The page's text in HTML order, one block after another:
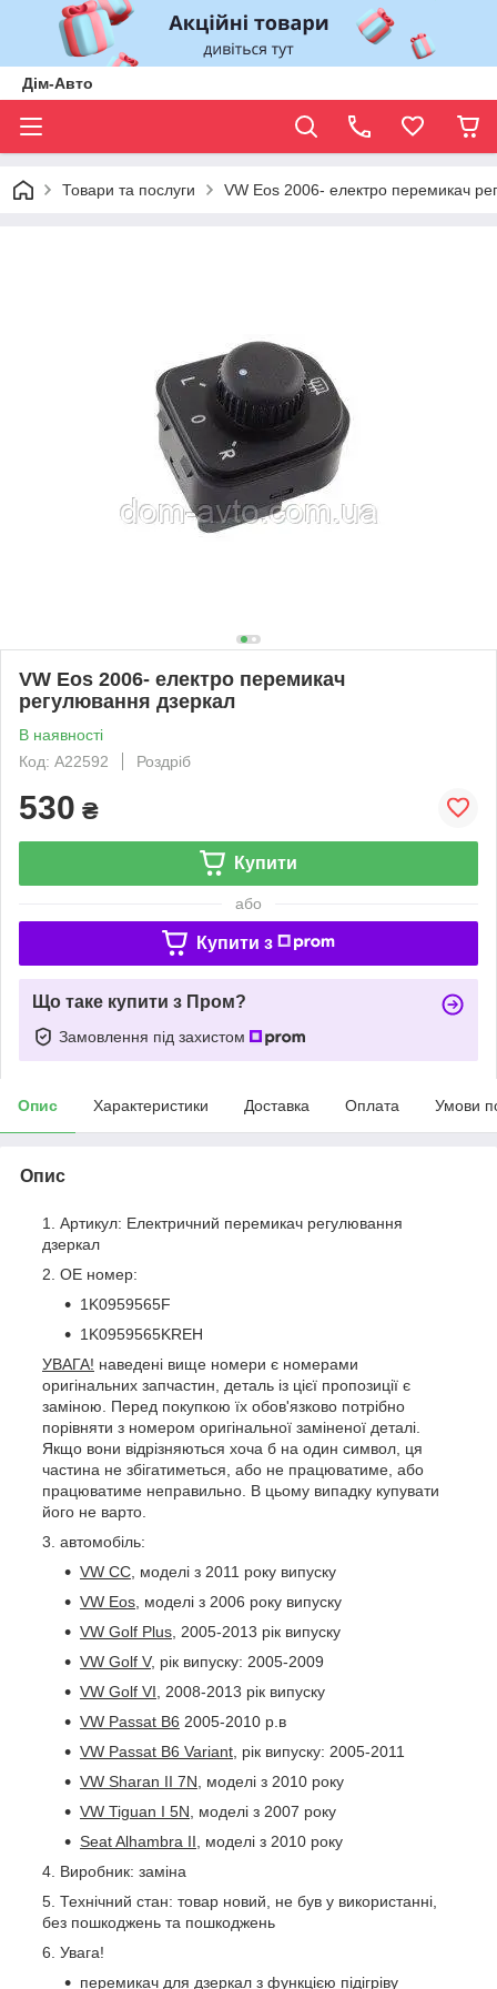
Дім-Авто
Товари та послуги VW Eos 2006- електро перемикач
VW Eos 2006- електро перемикач
регулювання дзеркал
В наявності
Код: A22592
Роздріб
530 ₴
Купити
або
Купити з
Що таке купити з Пром?
Замовлення під захистом
Опис Характеристики Доставка Оплата Умови
Опис
Артикул: Електричний перемикач регулювання
дзеркал
OE номер:
1K0959565F
1K0959565KREH
УВАГА! наведені вище номери є номерами
оригінальних запчастин, деталь із цієї пропозиції є
заміною. Перед покупкою їх обов'язково потрібно
порівняти з номером оригінальної заміненої деталі.
Якщо вони відрізняються хоча б на один символ, ця
частина не збігатиметься, або не працюватиме, або
працюватиме неправильно. В цьому випадку купувати
його не варто.
автомобіль:
VW CC, моделі з 2011 року випуску
VW Eos, моделі з 2006 року випуску
VW Golf Plus, 2005-2013 рік випуску
VW Golf V, рік випуску: 2005-2009
VW Golf VI,
2008-2013 рік випуску
VW Passat B6 2005-2010 р.в
VW Passat B6 Variant, рік випуску: 2005-2011
VW Sharan II 7N,
моделі з 2010 року
VW Tiguan I 5N,
моделі з 2007 року
Seat Alhambra II,
моделі з 2010 року
Виробник: заміна
Технічний стан: товар новий, не був у використанні,
без пошкоджень та пошкоджень
Увага!
перемикач для дзеркал з функцією підігріву